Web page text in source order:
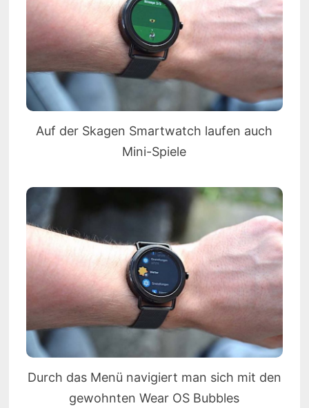
Auf der Skagen Smartwatch laufen auch
Mini-Spiele
Durch das Menü navigiert man sich mit den
gewohnten Wear OS Bubbles